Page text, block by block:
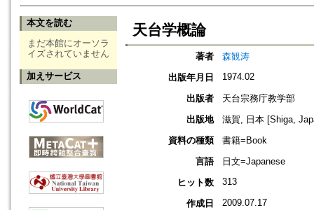
本文を読む
まだ本館にオーソラ
イズされていません
加えサービス
天台学概論
著者
森観涛
出版年月日
1974.02
出版者
天台宗務庁教学部
出版地
滋賀, 日本 [Shiga,
資料の種類
書籍=Book
言語
日文=Japanese
ヒット数
313
作成日 2009.07.17